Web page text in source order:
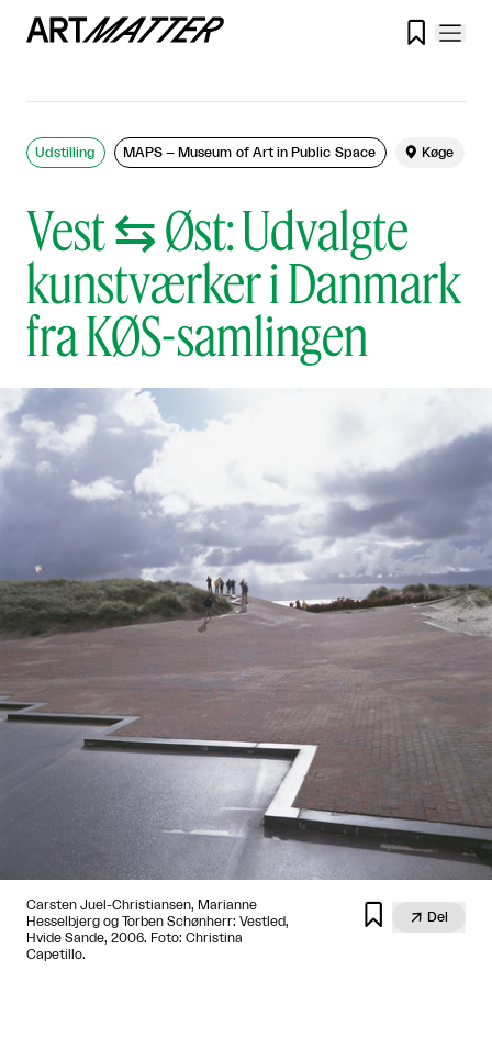

Vest ⇆ Øst: Udvalgte
kunstværker i Danmark
fra KØS-samlingen
Udstilling MAPS – Museum of Art in Public Space  Køge
Carsten Juel-Christiansen, Marianne
Hesselbjerg og Torben Schønherr: Vestled,
Hvide Sande, 2006. Foto: Christina
Capetillo.
  Del